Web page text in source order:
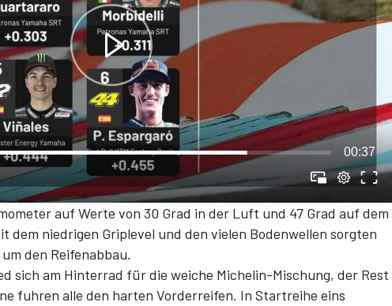
00:37
auf Werte von 30 Grad in der Luft und 47 Grad auf dem
dem niedrigen Griplevel und den vielen Bodenwellen sorgten
den Reifenabbau.
sich am Hinterrad für die weiche Michelin-Mischung, der Rest
fuhren alle den harten Vorderreifen. In Startreihe eins